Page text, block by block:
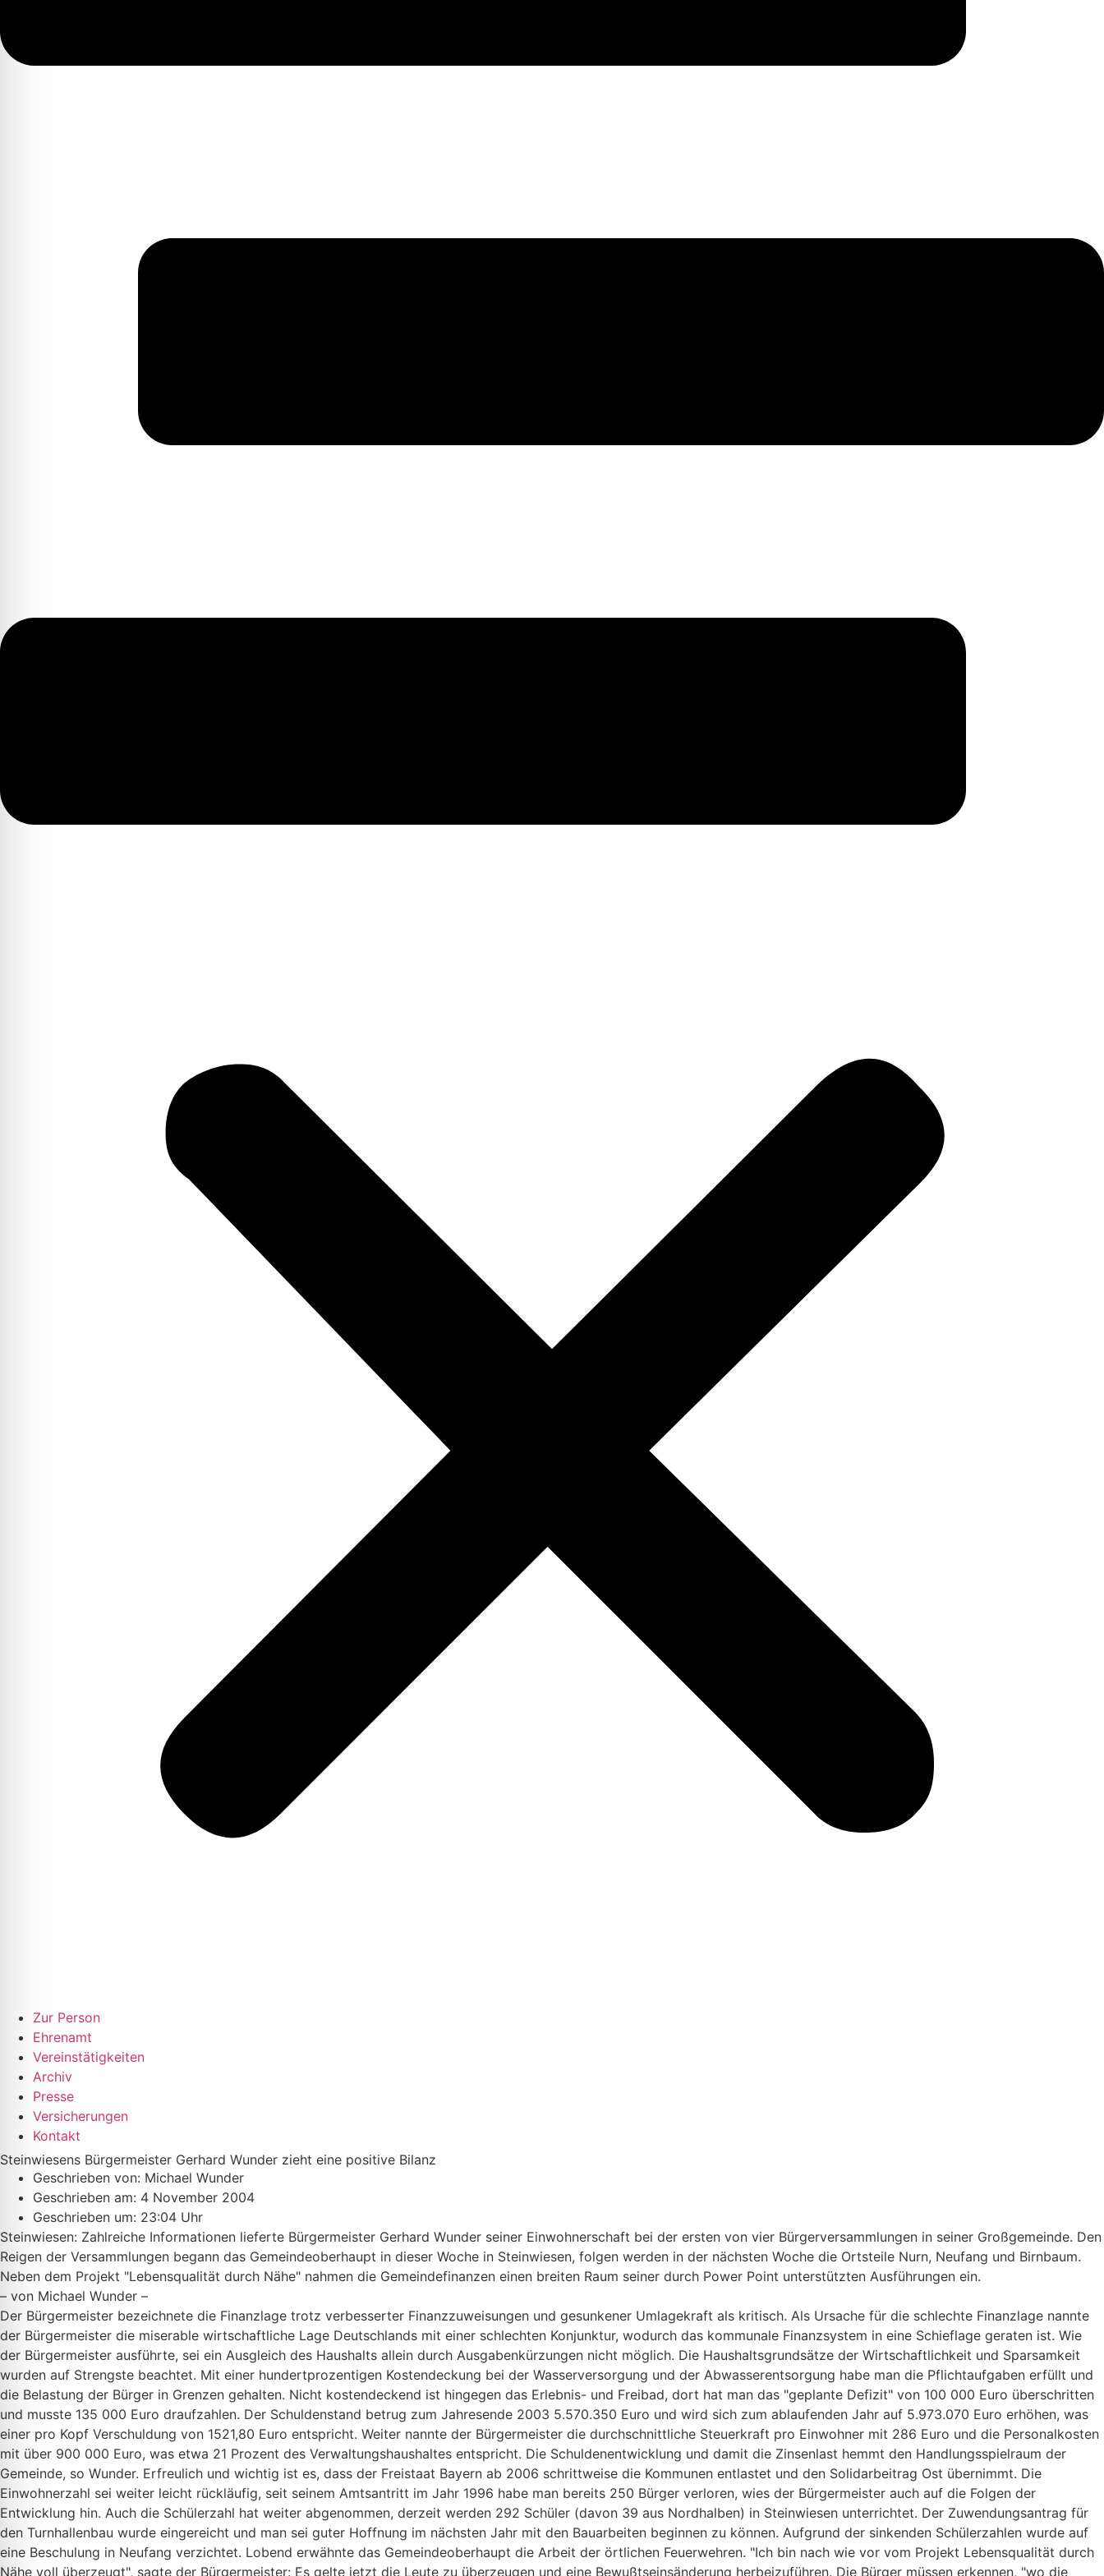
Zur Person
Ehrenamt
Vereinstätigkeiten
Archiv
Presse
Versicherungen
Kontakt
Steinwiesens Bürgermeister Gerhard Wunder zieht eine positive Bilanz
Geschrieben von: Michael Wunder
Geschrieben am: 4 November 2004
Geschrieben um: 23:04 Uhr
Steinwiesen: Zahlreiche Informationen lieferte Bürgermeister Gerhard Wunder seiner Einwohnerschaft bei der ersten von vier Bürgerversammlungen in seiner Großgemeinde. Den
Reigen der Versammlungen begann das Gemeindeoberhaupt in dieser Woche in Steinwiesen, folgen werden in der nächsten Woche die Ortsteile Nurn, Neufang und Birnbaum.
Neben dem Projekt "Lebensqualität durch Nähe" nahmen die Gemeindefinanzen einen breiten Raum seiner durch Power Point unterstützten Ausführungen ein.
– von Michael Wunder –
Der Bürgermeister bezeichnete die Finanzlage trotz verbesserter Finanzzuweisungen und gesunkener Umlagekraft als kritisch. Als Ursache für die schlechte Finanzlage nannte
der Bürgermeister die miserable wirtschaftliche Lage Deutschlands mit einer schlechten Konjunktur, wodurch das kommunale Finanzsystem in eine Schieflage geraten ist. Wie
der Bürgermeister ausführte, sei ein Ausgleich des Haushalts allein durch Ausgabenkürzungen nicht möglich. Die Haushaltsgrundsätze der Wirtschaftlichkeit und Sparsamkeit
wurden auf Strengste beachtet. Mit einer hundertprozentigen Kostendeckung bei der Wasserversorgung und der Abwasserentsorgung habe man die Pflichtaufgaben erfüllt und
die Belastung der Bürger in Grenzen gehalten. Nicht kostendeckend ist hingegen das Erlebnis- und Freibad, dort hat man das "geplante Defizit" von 100 000 Euro überschritten
und musste 135 000 Euro draufzahlen. Der Schuldenstand betrug zum Jahresende 2003 5.570.350 Euro und wird sich zum ablaufenden Jahr auf 5.973.070 Euro erhöhen, was
einer pro Kopf Verschuldung von 1521,80 Euro entspricht. Weiter nannte der Bürgermeister die durchschnittliche Steuerkraft pro Einwohner mit 286 Euro und die Personalkosten
mit über 900 000 Euro, was etwa 21 Prozent des Verwaltungshaushaltes entspricht. Die Schuldenentwicklung und damit die Zinsenlast hemmt den Handlungsspielraum der
Gemeinde, so Wunder. Erfreulich und wichtig ist es, dass der Freistaat Bayern ab 2006 schrittweise die Kommunen entlastet und den Solidarbeitrag Ost übernimmt. Die
Einwohnerzahl sei weiter leicht rückläufig, seit seinem Amtsantritt im Jahr 1996 habe man bereits 250 Bürger verloren, wies der Bürgermeister auch auf die Folgen der
Entwicklung hin. Auch die Schülerzahl hat weiter abgenommen, derzeit werden 292 Schüler (davon 39 aus Nordhalben) in Steinwiesen unterrichtet. Der Zuwendungsantrag für
den Turnhallenbau wurde eingereicht und man sei guter Hoffnung im nächsten Jahr mit den Bauarbeiten beginnen zu können. Aufgrund der sinkenden Schülerzahlen wurde auf
eine Beschulung in Neufang verzichtet. Lobend erwähnte das Gemeindeoberhaupt die Arbeit der örtlichen Feuerwehren. "Ich bin nach wie vor vom Projekt Lebensqualität durch
Nähe voll überzeugt", sagte der Bürgermeister: Es gelte jetzt die Leute zu überzeugen und eine Bewußtseinsänderung herbeizuführen. Die Bürger müssen erkennen, "wo die